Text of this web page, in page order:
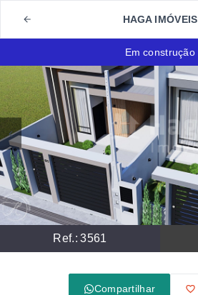
HAGA IMÓVEIS
Ref.:3561
Em construção
Compartilhar